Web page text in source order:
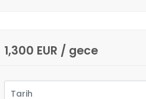
1,300 EUR / gece